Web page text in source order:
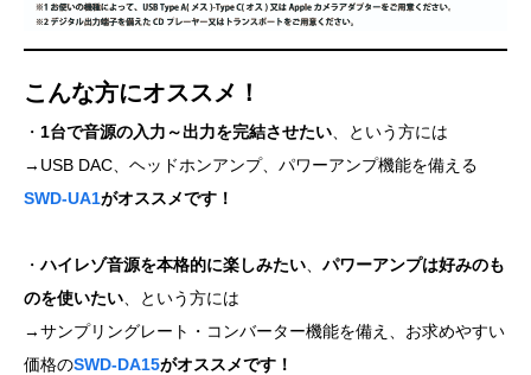
こんな方にオススメ！
・ 1台で音源の入力～出力を完結させたい 、という方には
→USB DAC、ヘッドホンアンプ、パワーアンプ機能を備える
SWD-UA1がオススメです！
・ハイレゾ音源を本格的に楽しみたい
パワーアンプは好みのも
のを使いたい 、という方には
→サンプリングレート・コンバーター機能を備え、お求めやすい
価格のSWD-DA15がオススメです！